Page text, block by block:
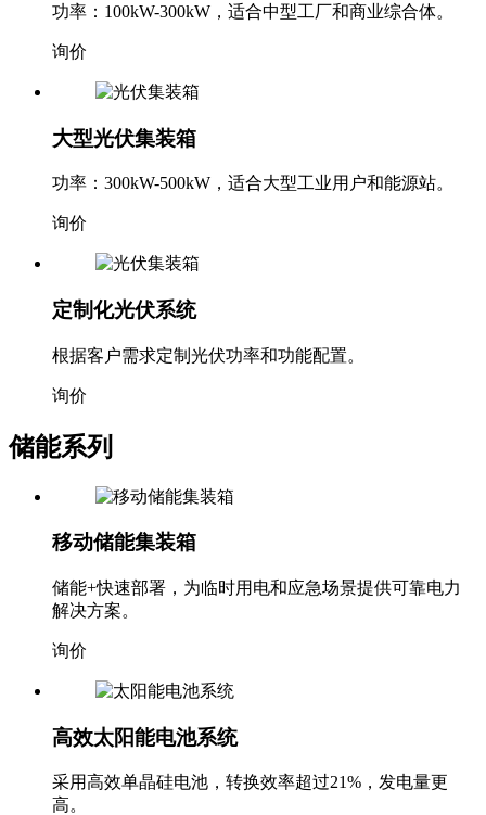
功率：100kW-300kW，适合中型工厂和商业综合体。
询价
大型光伏集装箱
功率：300kW-500kW，适合大型工业用户和能源站。
询价
定制化光伏系统
根据客户需求定制光伏功率和功能配置。
询价
储能系列
移动储能集装箱
储能+快速部署，为临时用电和应急场景提供可靠电力
解决方案。
询价
高效太阳能电池系统
采用高效单晶硅电池，转换效率超过21%，发电量更
高。